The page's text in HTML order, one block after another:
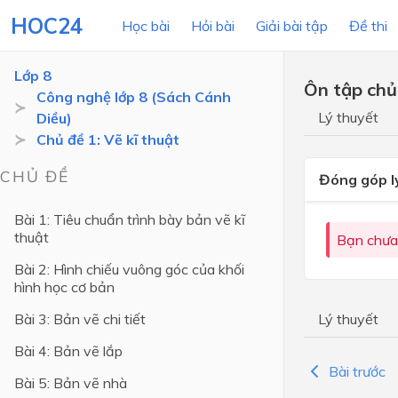
HOC24 Học bài Hỏi bài Giải bài tập Đề thi
LỚP HỌC
Lớp 9
Lớp 8
Công nghệ lớp 8 (Sách Cánh
Diều)
Chủ đề 1: Vẽ kĩ thuật
CHỦ ĐỀ
Bài 1: Tiêu chuẩn trình bày bản vẽ kĩ
thuật
Bài 2: Hình chiếu vuông góc của khối
hình học cơ bản
Bài 3: Bản vẽ chi tiết
Bài 4: Bản vẽ lắp
Bài 5: Bản vẽ nhà
Ôn tập
Lý thuyết
Đóng góp
Bạn
Lý thuyết
Bài trước